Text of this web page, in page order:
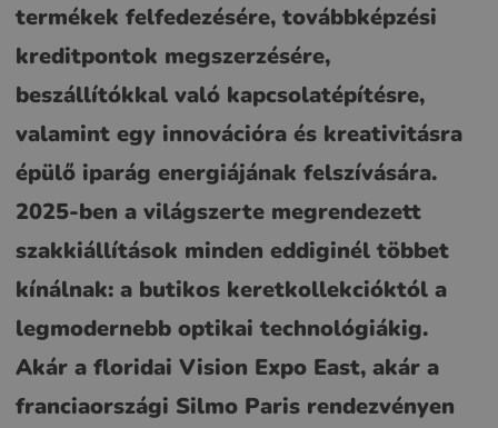
termékek felfedezésére, továbbképzési
kreditpontok megszerzésére,
beszállítókkal való kapcsolatépítésre,
valamint egy innovációra és kreativitásra
épülő iparág energiájának felszívására.
2025-ben a világszerte megrendezett
szakkiállítások minden eddiginél többet
kínálnak: a butikos keretkollekcióktól a
legmodernebb optikai technológiákig.
Akár a floridai Vision Expo East, akár a
franciaországi Silmo Paris rendezvényen